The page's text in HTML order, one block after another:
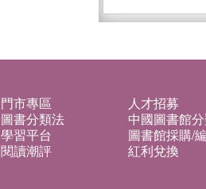
門市專區 人才招募
圖書分類法 中國圖書館
學習平台 圖書館採購/
閱讀潮評 紅利兌換